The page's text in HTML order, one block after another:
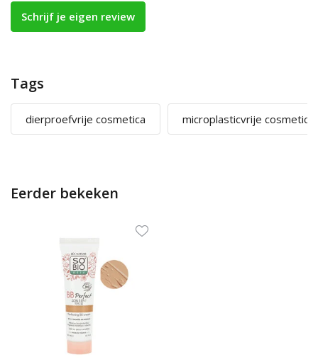
Schrijf je eigen review
Tags
dierproefvrije cosmetica microplasticvrije cosmetica
Eerder bekeken